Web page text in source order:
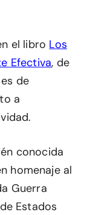
el libro Los
Efectiva, de
de
a
conocida
homenaje al
Guerra
Estados